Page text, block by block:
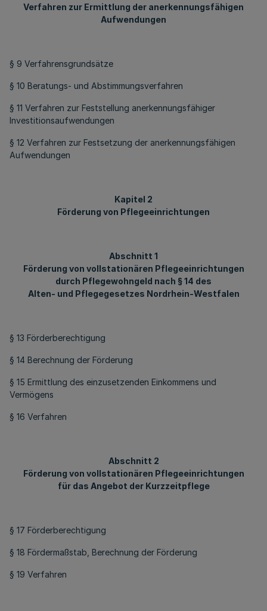
Verfahren zur Ermittlung der anerkennungsfähigen
Aufwendungen
§ 9 Verfahrensgrundsätze
§ 10 Beratungs- und Abstimmungsverfahren
§ 11 Verfahren zur Feststellung anerkennungsfähiger
Investitionsaufwendungen
§ 12 Verfahren zur Festsetzung der anerkennungsfähigen
Aufwendungen
Kapitel 2
Förderung von Pflegeeinrichtungen
Abschnitt 1
Förderung von vollstationären Pflegeeinrichtungen
durch Pflegewohngeld nach § 14 des
Alten- und Pflegegesetzes Nordrhein-Westfalen
§ 13 Förderberechtigung
§ 14 Berechnung der Förderung
§ 15 Ermittlung des einzusetzenden Einkommens und
Vermögens
§ 16 Verfahren
Abschnitt 2
Förderung von vollstationären Pflegeeinrichtungen
für das Angebot der Kurzzeitpflege
§ 17 Förderberechtigung
§ 18 Fördermaßstab, Berechnung der Förderung
§ 19 Verfahren